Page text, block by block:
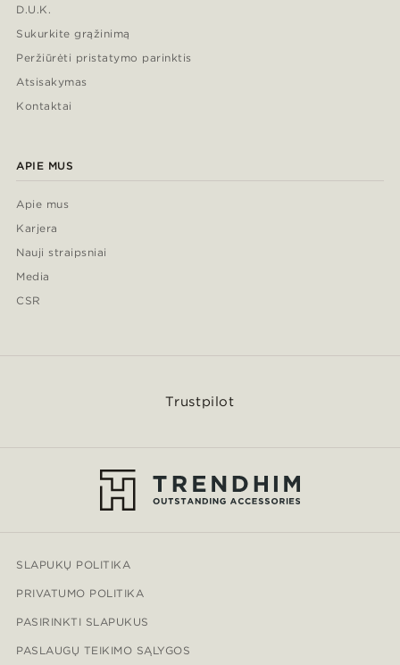
D.U.K.
Sukurkite grąžinimą
Peržiūrėti pristatymo parinktis
Atsisakymas
Kontaktai
APIE MUS
Apie mus
Karjera
Nauji straipsniai
Media
CSR
Trustpilot
SLAPUKŲ POLITIKA
PRIVATUMO POLITIKA
PASIRINKTI SLAPUKUS
PASLAUGŲ TEIKIMO SĄLYGOS